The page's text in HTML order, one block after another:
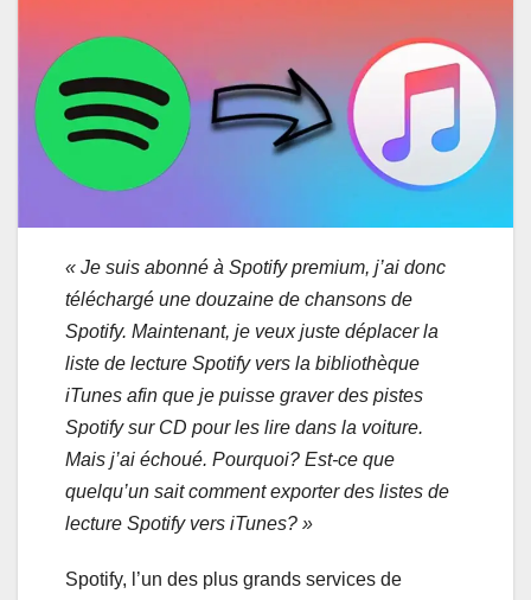
« Je suis abonné à Spotify premium, j’ai donc
téléchargé une douzaine de chansons de
Spotify. Maintenant, je veux juste déplacer la
liste de lecture Spotify vers la bibliothèque
iTunes afin que je puisse graver des pistes
Spotify sur CD pour les lire dans la voiture.
Mais j’ai échoué. Pourquoi? Est-ce que
quelqu’un sait comment exporter des listes de
lecture Spotify vers iTunes? »
Spotify, l’un des plus grands services de